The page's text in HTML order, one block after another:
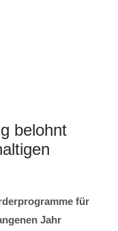
belohnt
für
Jahr